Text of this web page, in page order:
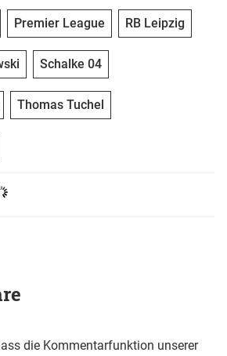
Premier League RB Leipzig
Schalke 04
Thomas Tuchel
die Kommentarfunktion unserer